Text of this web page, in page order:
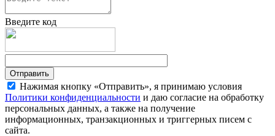
Введите код
Нажимая кнопку «Отправить», я принимаю условия
Политики конфиденциальности и даю согласие на обработку
персональных данных, а также на получение
информационных, транзакционных и триггерных писем с
сайта.